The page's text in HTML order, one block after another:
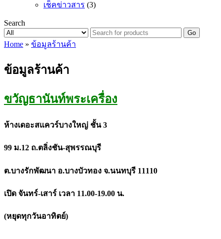
เช็คข่าวสาร (3)
Search
Go
Home » ข้อมูลร้านค้า
ข้อมูลร้านค้า
ขวัญธานันท์พระเครื่อง
ห้างเดอะสแควร์บางใหญ่ ชั้น 3
99 ม.12 ถ.ตลิ่งชัน-สุพรรณบุรี
ต.บางรักพัฒนา อ.บางบัวทอง จ.นนทบุรี 11110
เปิด จันทร์-เสาร์ เวลา 11.00-19.00 น.
(หยุดทุกวันอาทิตย์)